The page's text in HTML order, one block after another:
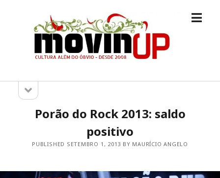
M.O.V.I.N
[UP]
open
Sidebarsidebar
Porão do Rock 2013: saldo
positivo
PUBLISHED SETEMBRO 1, 2013 BY MAURÍCIO ANGELO